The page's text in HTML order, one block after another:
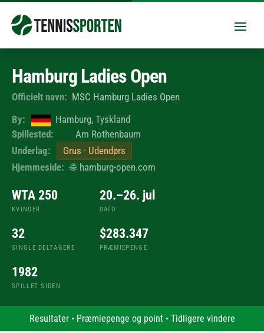
Hamburg Ladies Open
Officielt navn: MSC Hamburg Ladies Open
By:
Hamburg, Tyskland
Spillested:
Am Rothenbaum
Underlag:
Grus · Udendørs
Hjemmeside: 🌐 hamburg-open.com
WTA 250
KVINDER
20.–26. jul
DATO
32
SINGLE DELTAGERE
$283.347
PRÆMIEPENGE
1982
SPILLET SIDEN
Resultater• Præmiepenge og point• Tidligere vindere